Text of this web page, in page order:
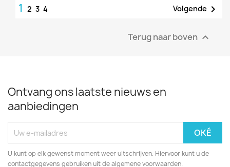
1 2 3 4 Volgende 
Terug naar boven 
Ontvang ons laatste nieuws en
aanbiedingen
U kunt op elk gewenst moment weer uitschrijven. Hiervoor kunt u de
contactgegevens gebruiken uit de algemene voorwaarden.